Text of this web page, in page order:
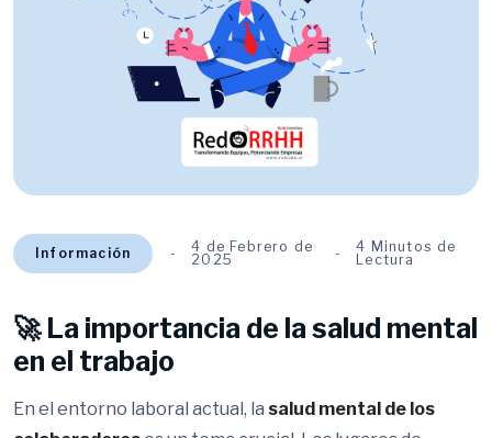
Información
4 de Febrero de
2025
4 Minutos de
Lectura
🚀 La importancia de la salud mental
en el trabajo
En el entorno laboral actual, la salud mental de los